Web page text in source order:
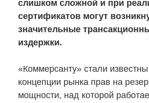
слишком сложной и при
сертификатов могут
значительные
издержки.
«Коммерсанту» стали
концепции рынка прав на
мощности, над которой